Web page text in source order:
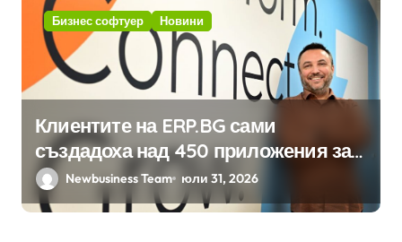
Бизнес софтуер Новини
Клиентите на ERP.BG сами
създадоха над 450 приложения за
ERP системата с помощта на
вградения в нея изкуствен
Newbusiness Team юли 31, 2026